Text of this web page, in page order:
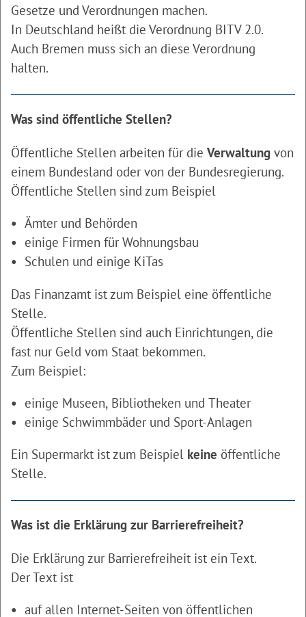
Gesetze und Verordnungen machen.
In Deutschland heißt die Verordnung BITV 2.0.
Auch Bremen muss sich an diese Verordnung
halten.
Was sind öffentliche Stellen?
Öffentliche Stellen arbeiten für die Verwaltung von
einem Bundesland oder von der Bundesregierung.
Öffentliche Stellen sind zum Beispiel
Ämter und Behörden
einige Firmen für Wohnungsbau
Schulen und einige KiTas
Das Finanzamt ist zum Beispiel eine öffentliche
Stelle.
Öffentliche Stellen sind auch Einrichtungen, die
fast nur Geld vom Staat bekommen.
Zum Beispiel:
einige Museen, Bibliotheken und Theater
einige Schwimmbäder und Sport-Anlagen
Ein Supermarkt ist zum Beispiel keine öffentliche
Stelle.
Was ist die Erklärung zur Barrierefreiheit?
Die Erklärung zur Barrierefreiheit ist ein Text.
Der Text ist
auf allen Internet-Seiten von öffentlichen